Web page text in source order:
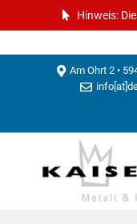
Hinweis:
Am Ohrt 2 •